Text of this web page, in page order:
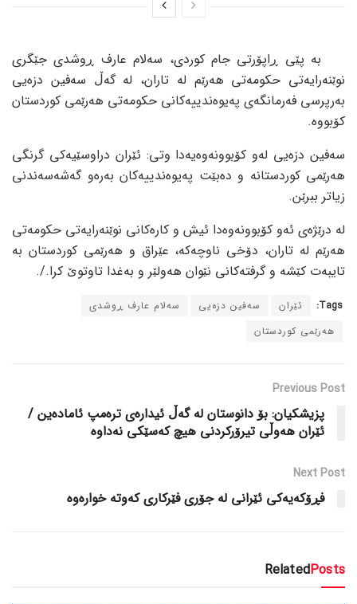
بە پێی ڕاپۆرتی جام کوردی، سەلام عارف ڕوشدی جێگری
نوێنەرایەتی حکومەتی هەرێم لە تاران، لە گەڵ سەفین دزەیی
بەرپرسی فەرمانگەی پەیوەندییەکانی حکومەتی هەرێمی کوردستان
کۆبووە.
سەفین دزەیی لەو کۆبوونەوەیەدا وتی: ئێران دراوسێیەکی گرنگی
هەرێمی کوردستانە و دەبێت پەیوەندییەکان بەرەو گەشەسەندنی
زیاتر ببرێن.
لە درێژەی ئەو کۆبوونەوەدا ئیش و کارەکانی نوێنەرایەتی حکومەتی
هەرێم لە تاران، دۆخی ناوچەکە، عێراق و هەرێمی کوردستان بە
تایبەت کێشە و گرفتەکانی نێوان هەولێر و بەغدا تاوتوێ کرا./.
Tags: ئێران سەفین دزەیی
سەلام عارف ڕوشدی
هەرێمی کوردستان
Previous Post
پزیشکیان: بۆ دانوستان لە گەڵ ئیدارەی ترەمپ ئامادەین /
ئێران هەوڵی تیرۆرکردنی هیچ کەسێکی نەداوە
Next Post
فڕۆکەیەکی ئێرانی لە جۆری فێرکاری کەوتە خوارەوە
RelatedPosts